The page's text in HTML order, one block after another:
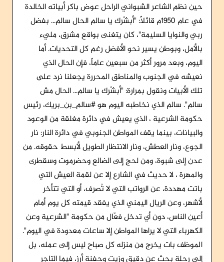
حين نظم الشاعر الشبواني الراحل عوض باكر أبياته الخالدة
في عام 1950م قائلاً: "أبشّرك يا سالم الحال سالم... بفضل
ربي والنوايا السليمة"، كان يتغنى بواقع مشرق، مليء
بالأمل، وبوطن يسير نحو الأفضل رغم كل التحديات. أما
اليوم، وبعد مرور أكثر من سبعين عاماً، فإن الحال الذي
نعيشه في الجنوب والمناطق المحررة يجعلنا نرد على
تلك الأبيات ونقول بمرارة: "أبشّرك يا سالم... الحال مش
سالم". سالم الذي نخاطبه اليوم هو #سالم_بن_بريك، رئيس
حكومة الشرعية ، الذي يعيش في دائرة مغلقة من الوعود
والبيانات، بينما يقف المواطن الجنوبي في دائرة النار: نار
الجوع، ونار العطش، ونار الانتظار الطويل لأبسط حقوقه. من
عدن إلى شبوة، ومن لحج إلى الضالع وحضرموت وسقطرى
والمهرة ، لا حديث في الشارع إلا عن لقمة العيش التي
باتت مهددة، عن الرواتب التي لا تُصرف، أو التي تتأخر
لأشهر، وعن الريال اليمني الذي يفقد قيمته كل يوم أمام
أعين الناس، دون أي تدخل فعّال من حكومة "الشرعية وعن
الكهرباء التي لا يراها المواطن إلا ساعات معدودة في اليوم".
الموظف بات يخرج من منزله كل صباح ليس إلى عمله، بل
إلى رحلة بحث عن دقيق وزيت وحفنة أرز، فيما التاجر